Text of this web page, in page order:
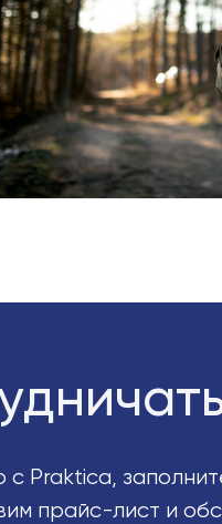
Praktica,
прайс-лист и